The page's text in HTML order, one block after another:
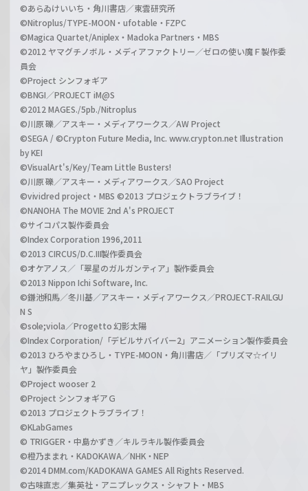
©あらゐけいいち・角川書店／東雲研究所
©Nitroplus/TYPE-MOON・ufotable・FZPC
©Magica Quartet/Aniplex・Madoka Partners・MBS
©2012 ヤマグチノボル・メディアファクトリー／ゼロの使い魔Ｆ製作委
員会
©Project シンフォギア
©BNGI／PROJECT iM@S
©2012 MAGES./5pb./Nitroplus
©川原 礫／アスキー・メディアワークス／AW Project
©SEGA / ©Crypton Future Media, Inc. www.crypton.net Illustration
by KEI
©VisualArt's/Key/Team Little Busters!
©川原 礫／アスキー・メディアワークス／SAO Project
©vividred project・MBS ©2013 プロジェクトラブライブ！
©NANOHA The MOVIE 2nd A's PROJECT
©サイコパス製作委員会
©Index Corporation 1996,2011
©2013 CIRCUS/D.C.III製作委員会
©オケアノス／「翠星のガルガンティア」製作委員会
©2013 Nippon Ichi Software, Inc.
©鎌池和馬／冬川基／アスキー・メディアワークス／PROJECT-RAILGU
N S
©sole;viola／Progetto 幻影太陽
©Index Corporation/「デビルサバイバー2」アニメーション製作委員会
©2013 ひろやまひろし・TYPE-MOON・角川書店／「プリズマ☆イリ
ヤ」製作委員会
©Project wooser 2
©Project シンフォギアＧ
©2013 プロジェクトラブライブ！
©KLabGames
© TRIGGER・中島かずき／キルラキル製作委員会
©橙乃ままれ・KADOKAWA／NHK・NEP
©2014 DMM.com/KADOKAWA GAMES All Rights Reserved.
©古味直志／集英社・アニプレックス・シャフト・MBS